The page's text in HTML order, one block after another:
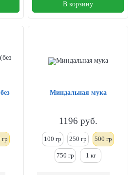
В корзину
гр
Миндальная мука
1196 руб.
100 гр 250 гр 500 гр
750 гр 1 кг